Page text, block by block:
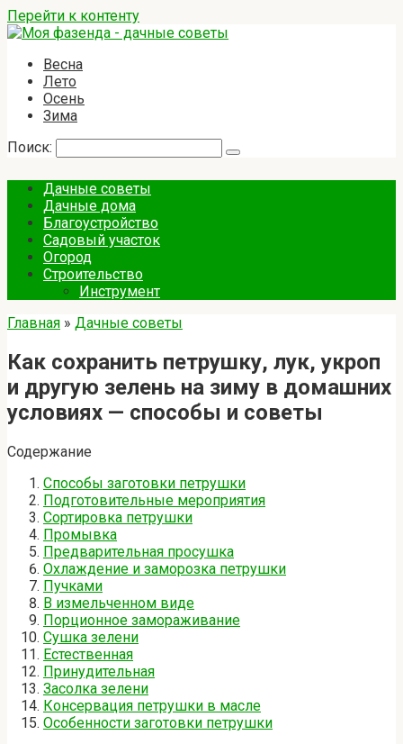
Перейти к контенту
Весна
Лето
Осень
Зима
Поиск:
Дачные советы
Дачные дома
Благоустройство
Садовый участок
Огород
Строительство
Инструмент
Главная » Дачные советы
Как сохранить петрушку, лук, укроп
и другую зелень на зиму в домашних
условиях — способы и советы
Содержание
Способы заготовки петрушки
Подготовительные мероприятия
Сортировка петрушки
Промывка
Предварительная просушка
Охлаждение и заморозка петрушки
Пучками
В измельченном виде
Порционное замораживание
Сушка зелени
Естественная
Принудительная
Засолка зелени
Консервация петрушки в масле
Особенности заготовки петрушки